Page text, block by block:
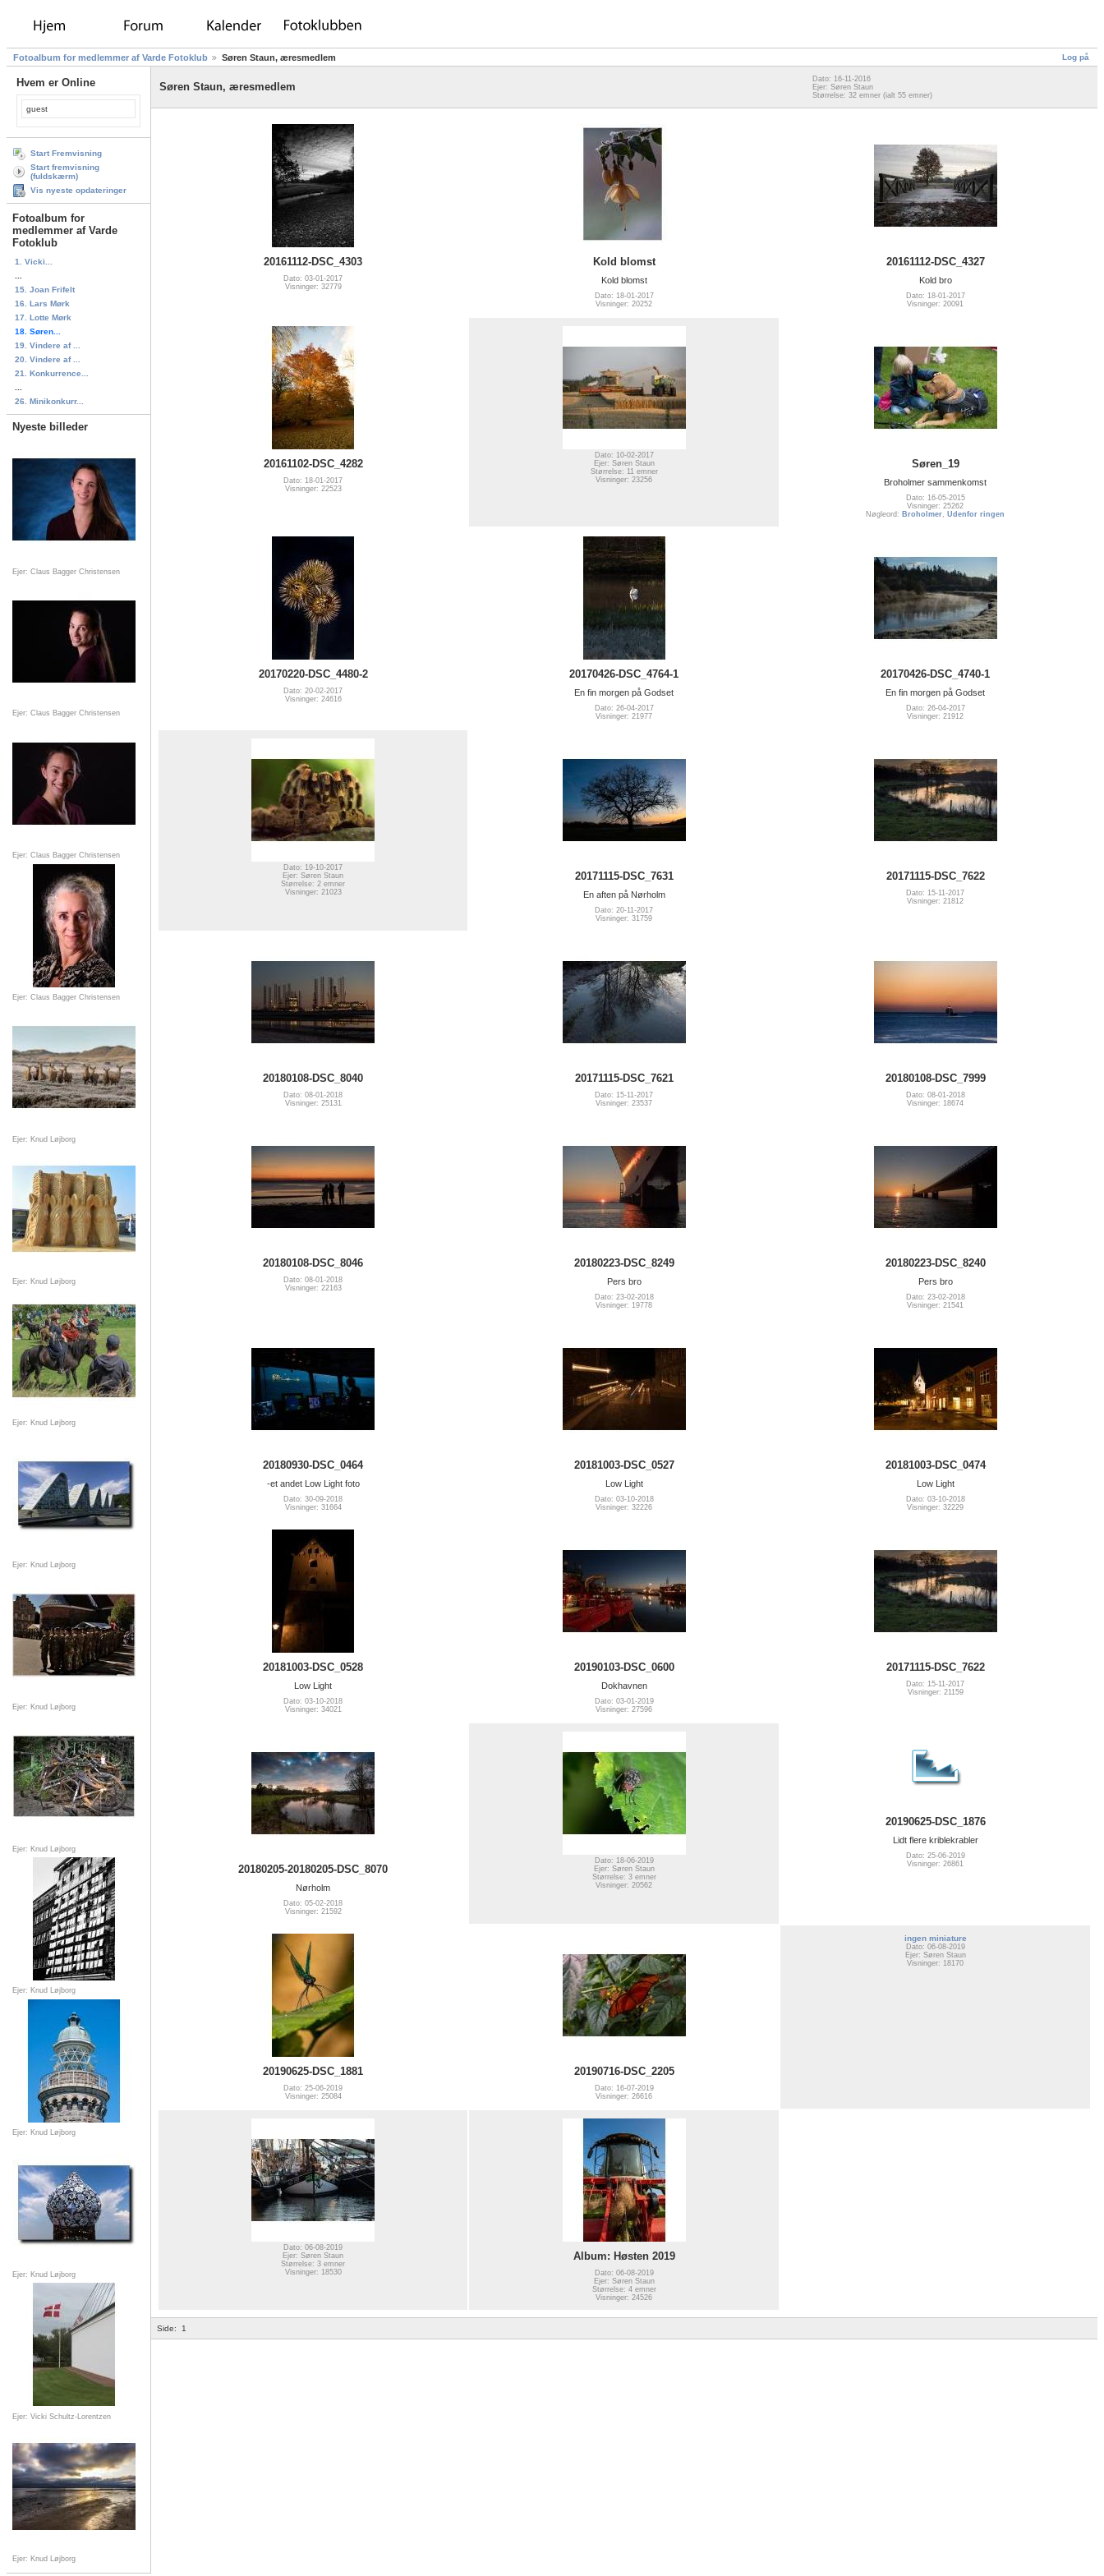
Log på
Fotoalbum for medlemmer af Varde Fotoklub Søren Staun, æresmedlem
Hvem er Online
guest
Start Fremvisning
Start fremvisning
(fuldskærm)
Vis nyeste opdateringer
Fotoalbum for
medlemmer af Varde
Fotoklub
1. Vicki...
15. Joan Frifelt
16. Lars Mørk
17. Lotte Mørk
18. Søren...
19. Vindere af ...
20. Vindere af ...
21. Konkurrence...
26. Minikonkurr...
Nyeste billeder
Ejer: Claus Bagger Christensen
Ejer: Claus Bagger Christensen
Ejer: Claus Bagger Christensen
Ejer: Claus Bagger Christensen
Ejer: Knud Løjborg
Ejer: Knud Løjborg
Ejer: Knud Løjborg
Ejer: Knud Løjborg
Ejer: Knud Løjborg
Ejer: Knud Løjborg
Ejer: Knud Løjborg
Ejer: Knud Løjborg
Ejer: Knud Løjborg
Ejer: Vicki Schultz-Lorentzen
Ejer: Knud Løjborg
Søren Staun, æresmedlem
Dato: 16-11-2016
Ejer: Søren Staun
Størrelse: 32 emner (ialt 55 emner)
20161112-DSC_4303
Dato: 03-01-2017
Visninger: 32779
Kold blomst
Kold blomst
Dato: 18-01-2017
Visninger: 20252
20161112-DSC_4327
Kold bro
Dato: 18-01-2017
Visninger: 20091
20161102-DSC_4282
Dato: 18-01-2017
Visninger: 22523
Dato: 10-02-2017
Ejer: Søren Staun
Størrelse: 11 emner
Visninger: 23256
Søren_19
Broholmer sammenkomst
Dato: 16-05-2015
Visninger: 25262
Nøgleord: Broholmer, Udenfor ringen
20170220-DSC_4480-2
Dato: 20-02-2017
Visninger: 24616
20170426-DSC_4764-1
En fin morgen på Godset
Dato: 26-04-2017
Visninger: 21977
20170426-DSC_4740-1
En fin morgen på Godset
Dato: 26-04-2017
Visninger: 21912
Dato: 19-10-2017
Ejer: Søren Staun
Størrelse: 2 emner
Visninger: 21023
20171115-DSC_7631
En aften på Nørholm
Dato: 20-11-2017
Visninger: 31759
20171115-DSC_7622
Dato: 15-11-2017
Visninger: 21812
20180108-DSC_8040
Dato: 08-01-2018
Visninger: 25131
20171115-DSC_7621
Dato: 15-11-2017
Visninger: 23537
20180108-DSC_7999
Dato: 08-01-2018
Visninger: 18674
20180108-DSC_8046
Dato: 08-01-2018
Visninger: 22163
20180223-DSC_8249
Pers bro
Dato: 23-02-2018
Visninger: 19778
20180223-DSC_8240
Pers bro
Dato: 23-02-2018
Visninger: 21541
20180930-DSC_0464
-et andet Low Light foto
Dato: 30-09-2018
Visninger: 31664
20181003-DSC_0527
Low Light
Dato: 03-10-2018
Visninger: 32226
20181003-DSC_0474
Low Light
Dato: 03-10-2018
Visninger: 32229
20181003-DSC_0528
Low Light
Dato: 03-10-2018
Visninger: 34021
20190103-DSC_0600
Dokhavnen
Dato: 03-01-2019
Visninger: 27596
20171115-DSC_7622
Dato: 15-11-2017
Visninger: 21159
20180205-20180205-DSC_8070
Nørholm
Dato: 05-02-2018
Visninger: 21592
Dato: 18-06-2019
Ejer: Søren Staun
Størrelse: 3 emner
Visninger: 20562
20190625-DSC_1876
Lidt flere kriblekrabler
Dato: 25-06-2019
Visninger: 26861
20190625-DSC_1881
Dato: 25-06-2019
Visninger: 25084
20190716-DSC_2205
Dato: 16-07-2019
Visninger: 26616
ingen miniature
Dato: 06-08-2019
Ejer: Søren Staun
Visninger: 18170
Dato: 06-08-2019
Ejer: Søren Staun
Størrelse: 3 emner
Visninger: 18530
Album: Høsten 2019
Dato: 06-08-2019
Ejer: Søren Staun
Størrelse: 4 emner
Visninger: 24526
Side: 1